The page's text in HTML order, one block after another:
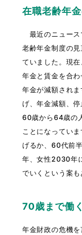
在職老齢年
最近のニュース
老齢年金制度の
ていました。現
年金と賃金を合
年金が減額され
げ、年金減額、
60歳から64歳の
ことになってい
げるか、60代前
年、女性2030年
でいくという案も
70歳まで働
年金財政の危機